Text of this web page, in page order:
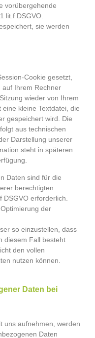
vorübergehende
lit.f DSGVO.
sie werden
Cookie gesetzt,
auf Ihrem Rechner
wieder von Ihrem
kleine Textdatei, die
gespeichert wird. Die
aus technischen
Darstellung unserer
steht in späteren
Daten sind für die
berechtigten
DSGVO erforderlich.
der
so einzustellen, dass
diesem Fall besteht
den vollen
nutzen können.
Daten bei
uns aufnehmen, werden
Daten